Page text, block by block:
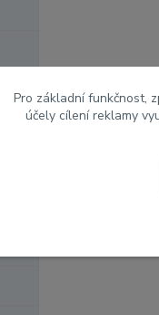
Pro základní funkčnost,
účely cílení reklamy